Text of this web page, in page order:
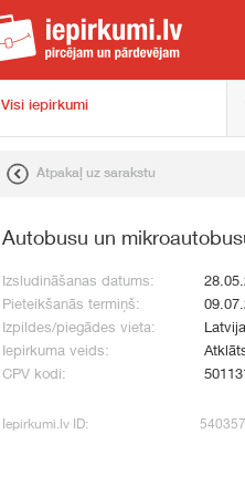
Visi iepirkumi
Atpakaļ uz sarakstu
Autobusu un
Izsludināšanas datums:
Pieteikšanās termiņš:
Izpildes/piegādes vieta:
Latvija
Iepirkuma veids:
CPV kodi:
Iepirkumi.lv ID: